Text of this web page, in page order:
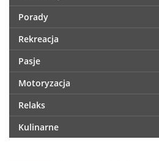
Porady
Rekreacja
Pasje
Motoryzacja
Relaks
Kulinarne